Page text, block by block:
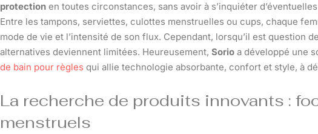
protection en toutes circonstances, sans avoir à s’inquiéter
Entre les tampons, serviettes, culottes menstruelles ou cups, chaque
mode de vie et l’intensité de son flux. Cependant, lorsqu’il est question
alternatives deviennent limitées. Heureusement, Sorio a développé une
de bain pour règles qui allie technologie absorbante, confort et style, à
La recherche de produits innovants :
menstruels